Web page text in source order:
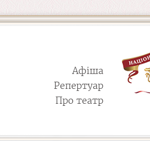
Афіша
Репертуар
Про театр